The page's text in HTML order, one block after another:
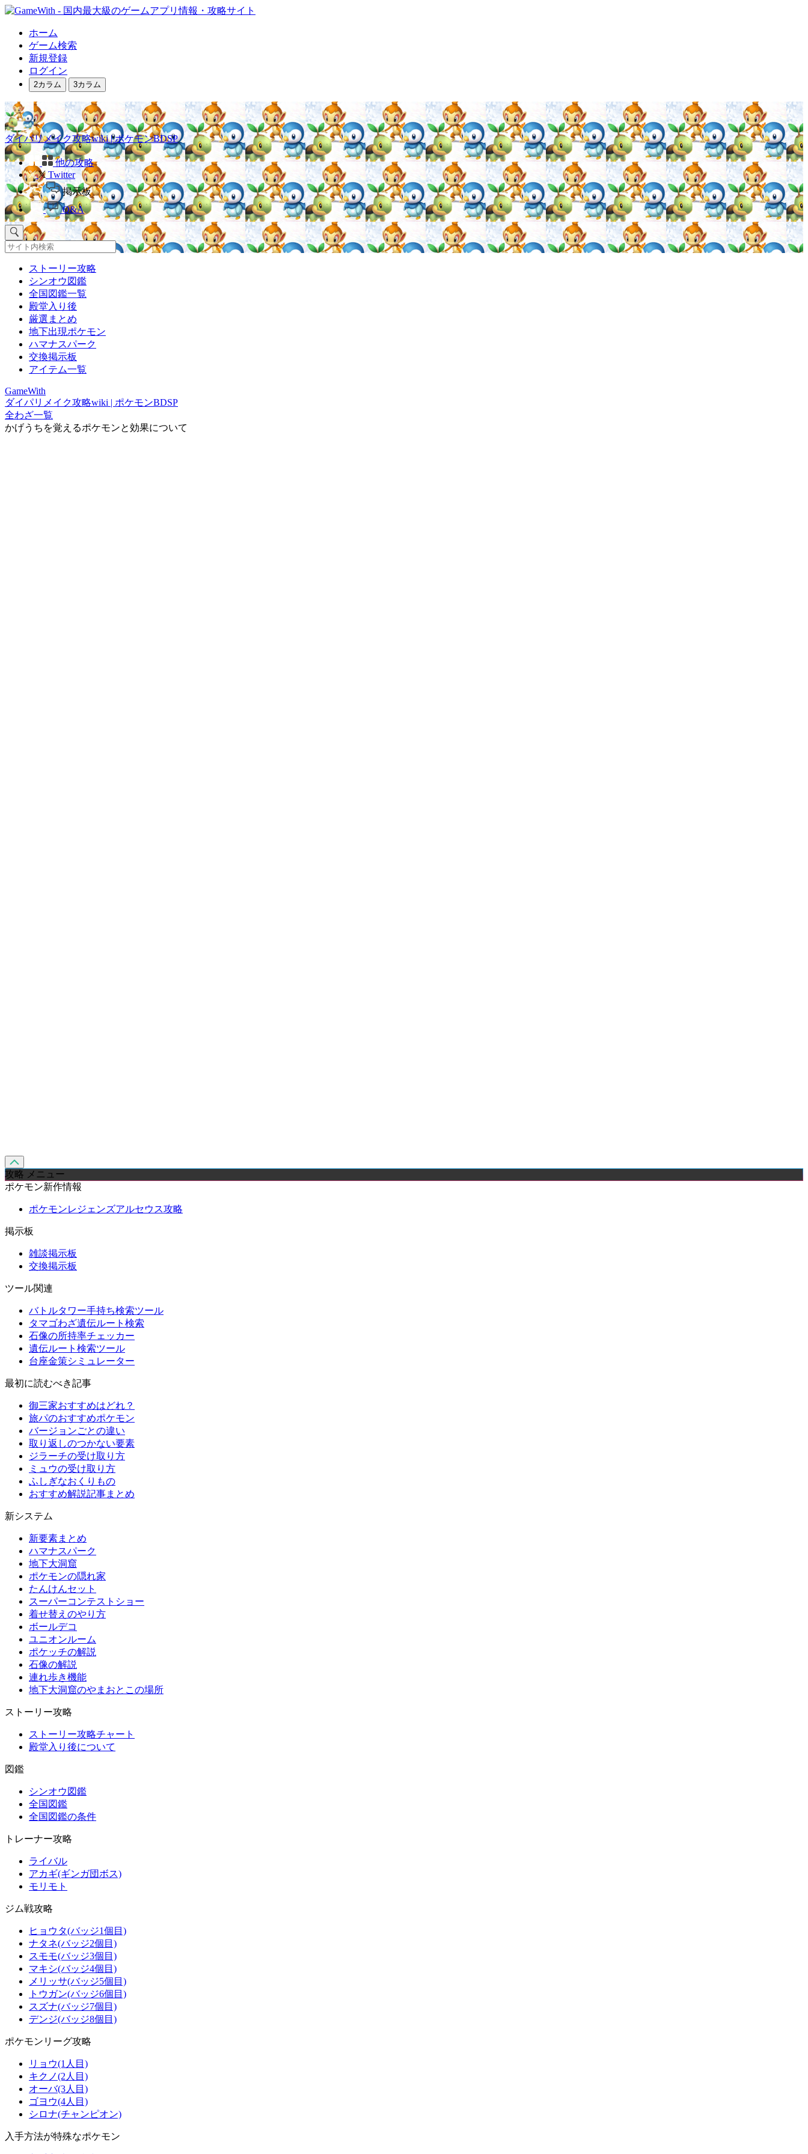
ホーム
ゲーム検索
新規登録
ログイン
2カラム 3カラム
ダイパリメイク攻略wiki | ポケモンBDSP
他の攻略
Twitter
掲示板
Q&A
ストーリー攻略
シンオウ図鑑
全国図鑑一覧
殿堂入り後
厳選まとめ
地下出現ポケモン
ハマナスパーク
交換掲示板
アイテム一覧
GameWith
ダイパリメイク攻略wiki | ポケモンBDSP
全わざ一覧
かげうちを覚えるポケモンと効果について
攻略 メニュー
ポケモン新作情報
ポケモンレジェンズアルセウス攻略
掲示板
雑談掲示板
交換掲示板
ツール関連
バトルタワー手持ち検索ツール
タマゴわざ遺伝ルート検索
石像の所持率チェッカー
遺伝ルート検索ツール
台座金策シミュレーター
最初に読むべき記事
御三家おすすめはどれ？
旅パのおすすめポケモン
バージョンごとの違い
取り返しのつかない要素
ジラーチの受け取り方
ミュウの受け取り方
ふしぎなおくりもの
おすすめ解説記事まとめ
新システム
新要素まとめ
ハマナスパーク
地下大洞窟
ポケモンの隠れ家
たんけんセット
スーパーコンテストショー
着せ替えのやり方
ボールデコ
ユニオンルーム
ポケッチの解説
石像の解説
連れ歩き機能
地下大洞窟のやまおとこの場所
ストーリー攻略
ストーリー攻略チャート
殿堂入り後について
図鑑
シンオウ図鑑
全国図鑑
全国図鑑の条件
トレーナー攻略
ライバル
アカギ(ギンガ団ボス)
モリモト
ジム戦攻略
ヒョウタ(バッジ1個目)
ナタネ(バッジ2個目)
スモモ(バッジ3個目)
マキシ(バッジ4個目)
メリッサ(バッジ5個目)
トウガン(バッジ6個目)
スズナ(バッジ7個目)
デンジ(バッジ8個目)
ポケモンリーグ攻略
リョウ(1人目)
キクノ(2人目)
オーバ(3人目)
ゴヨウ(4人目)
シロナ(チャンピオン)
入手方法が特殊なポケモン